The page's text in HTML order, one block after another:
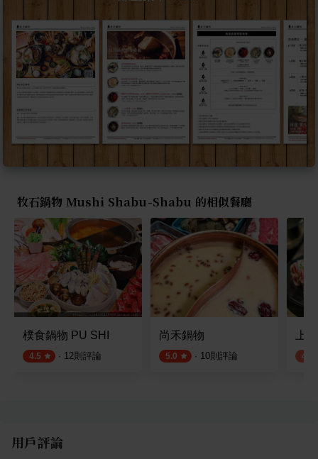
牧石鍋物 Mushi Shabu-Shabu 的相似餐廳
樸食鍋物 PU SHI
4.5 · 12則評論
尚禾鍋物
5.0 · 10則評論
上
4.3
用戶評論